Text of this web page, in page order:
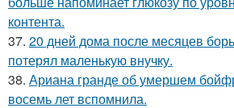
контента.
37. 20 дней дома после месяцев
потерял маленькую внучку.
38. Ариана гранде об умершем
восемь лет вспомнила.